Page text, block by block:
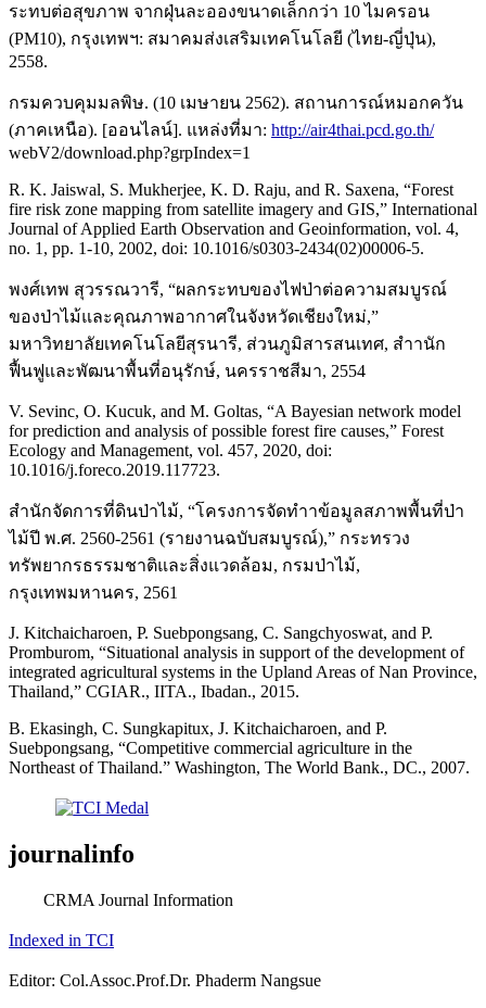
ระทบต่อสุขภาพ จากฝุ่นละอองขนาดเล็กกว่า 10 ไมครอน
(PM10), กรุงเทพฯ: สมาคมส่งเสริมเทคโนโลยี (ไทย-ญี่ปุ่น),
2558.
กรมควบคุมมลพิษ. (10 เมษายน 2562). สถานการณ์หมอกควัน
(ภาคเหนือ). [ออนไลน์]. แหล่งที่มา: http://air4thai.pcd.go.th/
webV2/download.php?grpIndex=1
R. K. Jaiswal, S. Mukherjee, K. D. Raju, and R. Saxena, “Forest
fire risk zone mapping from satellite imagery and GIS,” International
Journal of Applied Earth Observation and Geoinformation, vol. 4,
no. 1, pp. 1-10, 2002, doi: 10.1016/s0303-2434(02)00006-5.
พงศ์เทพ สุวรรณวารี, “ผลกระทบของไฟป่าต่อความสมบูรณ์
ของป่าไม้และคุณภาพอากาศในจังหวัดเชียงใหม่,”
มหาวิทยาลัยเทคโนโลยีสุรนารี, ส่วนภูมิสารสนเทศ, สําานัก
ฟื้นฟูและพัฒนาพื้นที่อนุรักษ์, นครราชสีมา, 2554
V. Sevinc, O. Kucuk, and M. Goltas, “A Bayesian network model
for prediction and analysis of possible forest fire causes,” Forest
Ecology and Management, vol. 457, 2020, doi:
10.1016/j.foreco.2019.117723.
สํานักจัดการที่ดินป่าไม้, “โครงการจัดทําาข้อมูลสภาพพื้นที่ป่า
ไม้ปี พ.ศ. 2560-2561 (รายงานฉบับสมบูรณ์),” กระทรวง
ทรัพยากรธรรมชาติและสิ่งแวดล้อม, กรมป่าไม้,
กรุงเทพมหานคร, 2561
J. Kitchaicharoen, P. Suebpongsang, C. Sangchyoswat, and P.
Promburom, “Situational analysis in support of the development of
integrated agricultural systems in the Upland Areas of Nan Province,
Thailand,” CGIAR., IITA., Ibadan., 2015.
B. Ekasingh, C. Sungkapitux, J. Kitchaicharoen, and P.
Suebpongsang, “Competitive commercial agriculture in the
Northeast of Thailand.” Washington, The World Bank., DC., 2007.
journalinfo
CRMA Journal Information
Indexed in TCI
Editor: Col.Assoc.Prof.Dr. Phaderm Nangsue